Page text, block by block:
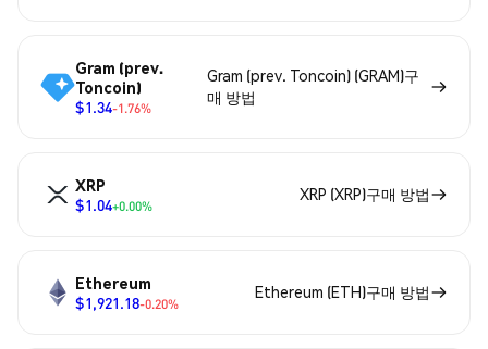
Gram (prev.
Toncoin)
$1.34-1.76%
Gram (prev. Toncoin) (GRAM)구
매 방법
XRP
$1.04+0.00%
XRP (XRP)구매 방법
Ethereum
$1,921.18-0.20%
Ethereum (ETH)구매 방법